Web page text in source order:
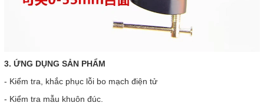
3. ỨNG DỤNG SẢN PHẨM
- Kiểm tra, khắc phục lỗi bo mạch điện tử
- Kiểm tra mẫu khuôn đúc.